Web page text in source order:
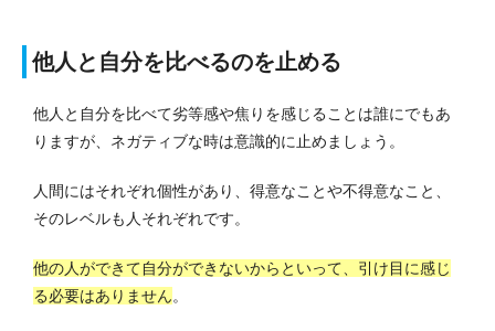
他人と自分を比べるのを止める
他人と自分を比べて劣等感や焦りを感じることは誰にでもあ
りますが、ネガティブな時は意識的に止めましょう。
人間にはそれぞれ個性があり、得意なことや不得意なこと、
そのレベルも人それぞれです。
他の人ができて自分ができないからといって、引け目に感じ
る必要はありません。